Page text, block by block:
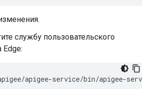
службу пользовательского
Edge:
apigee-service/bin/apigee-